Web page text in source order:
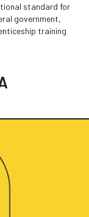
standard for
government,
training